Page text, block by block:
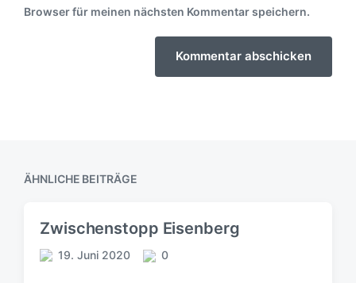
Browser für meinen nächsten Kommentar speichern.
ÄHNLICHE BEITRÄGE
Zwischenstopp Eisenberg
V
19. Juni 2020
K
0